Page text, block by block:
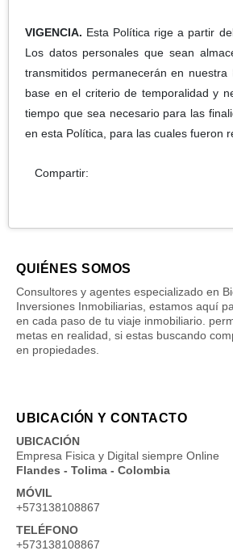
VIGENCIA. Esta Política rige a partir
Los datos personales que sean
transmitidos permanecerán en nuestra
base en el criterio de temporalidad y
tiempo que sea necesario para las
en esta Política, para las cuales fueron
Compartir:
QUIÉNES SOMOS
Consultores y agentes especializado en
Inversiones Inmobiliarias, estamos aquí
en cada paso de tu viaje inmobiliario.
metas en realidad, si estas buscando
en propiedades.
UBICACIÓN Y CONTACTO
UBICACIÓN
Empresa Fisica y Digital siempre Online
Flandes - Tolima - Colombia
MÓVIL
+573138108867
TELÉFONO
+573138108867